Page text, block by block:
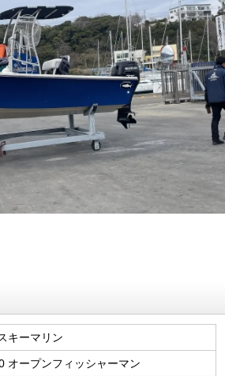
キーマリン
オープンフィッシャーマン